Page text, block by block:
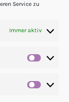
Service zu
Immer aktiv